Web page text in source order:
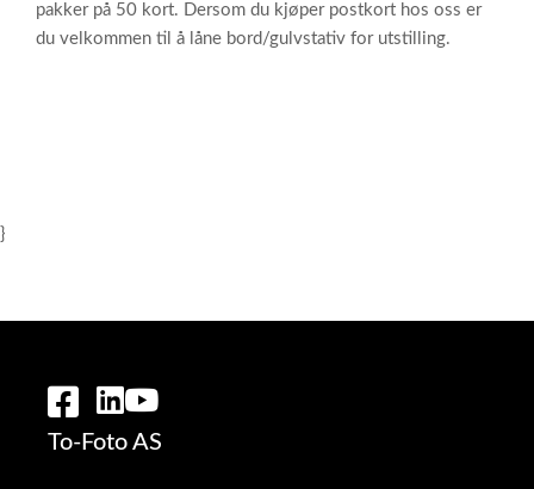
pakker på 50 kort. Dersom du kjøper postkort hos oss er
du velkommen til å låne bord/gulvstativ for utstilling.
}
To-Foto AS